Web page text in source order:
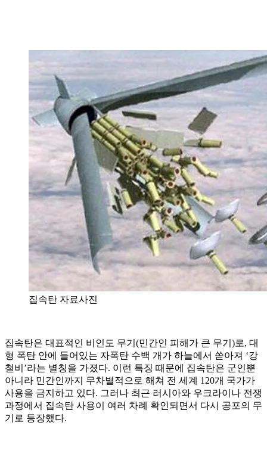
집속탄 자료사진
집속탄은 대표적인 비인도 무기(민간인 피해가 큰 무기)로, 대
형 폭탄 안에 들어있는 자폭탄 수백 개가 하늘에서 쏟아져 ‘강
철비’라는 별칭을 가졌다. 이런 특징 때문에 집속탄은 군인뿐
아니라 민간인까지 무차별적으로 해쳐 전 세계 120개 국가가
사용을 금지하고 있다. 그러나 최근 러시아와 우크라이나 전쟁
과정에서 집속탄 사용이 여러 차례 확인되면서 다시 공포의 무
기로 등장했다.